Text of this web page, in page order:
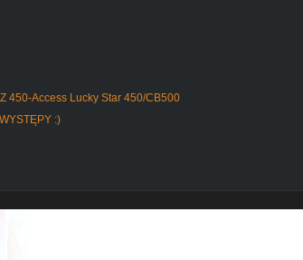
programu, w którym można
kół, oraz jazda po polach,
450-Access Lucky Star 450/CB500
:)